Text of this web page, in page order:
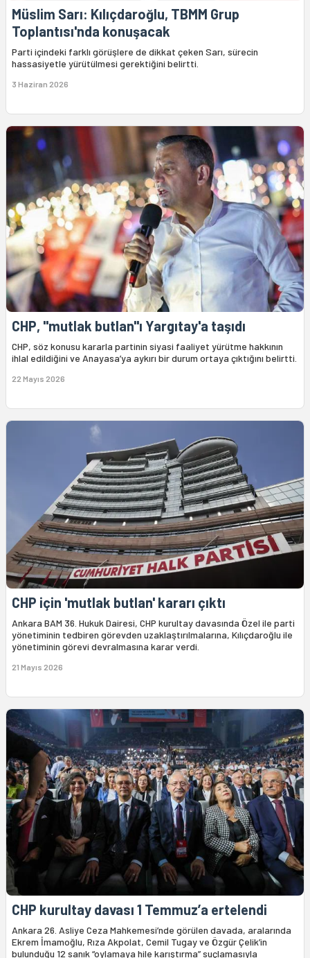
Müslim Sarı: Kılıçdaroğlu, TBMM Grup
Toplantısı'nda konuşacak
Parti içindeki farklı görüşlere de dikkat çeken Sarı, sürecin
hassasiyetle yürütülmesi gerektiğini belirtti.
3 Haziran 2026
CHP, "mutlak butlan"ı Yargıtay'a taşıdı
CHP, söz konusu kararla partinin siyasi faaliyet yürütme hakkının
ihlal edildiğini ve Anayasa’ya aykırı bir durum ortaya çıktığını belirtti.
22 Mayıs 2026
CHP için 'mutlak butlan' kararı çıktı
Ankara BAM 36. Hukuk Dairesi, CHP kurultay davasında Özel ile parti
yönetiminin tedbiren görevden uzaklaştırılmalarına, Kılıçdaroğlu ile
yönetiminin görevi devralmasına karar verdi.
21 Mayıs 2026
CHP kurultay davası 1 Temmuz’a ertelendi
Ankara 26. Asliye Ceza Mahkemesi’nde görülen davada, aralarında
Ekrem İmamoğlu, Rıza Akpolat, Cemil Tugay ve Özgür Çelik’in
bulunduğu 12 sanık “oylamaya hile karıştırma” suçlamasıyla